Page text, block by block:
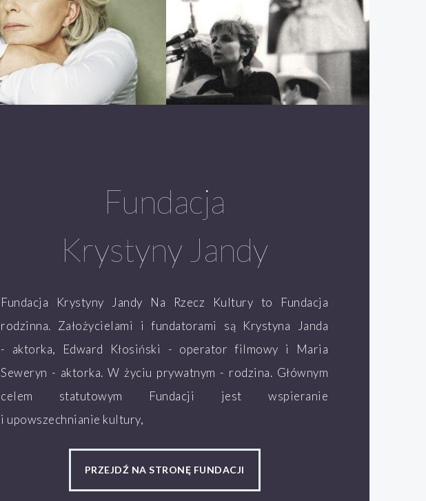
Fundacja
Krystyny Jandy
Fundacja Krystyny Jandy Na Rzecz Kultury to Fundacja
rodzinna. Założycielami i fundatorami są Krystyna Janda
- aktorka, Edward Kłosiński - operator filmowy i Maria
Seweryn - aktorka. W życiu prywatnym - rodzina. Głównym
celem statutowym Fundacji jest wspieranie
i upowszechnianie kultury,
PRZEJDŹ NA STRONĘ FUNDACJI